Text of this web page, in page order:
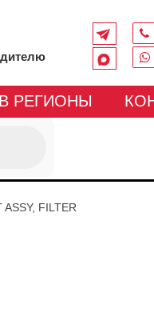
РЕГИОНЫ
ASSY, FILTER